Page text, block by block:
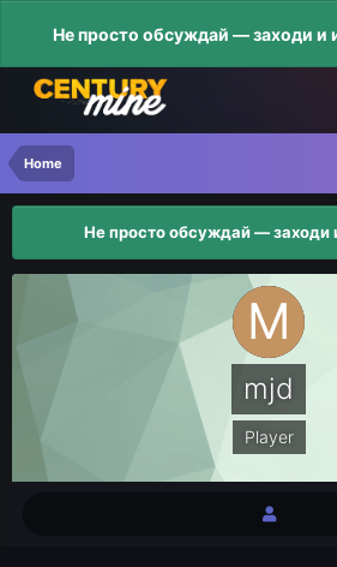
Не просто обсуждай — заходи и
Home
Не просто обсуждай — заходи
mjd
Player